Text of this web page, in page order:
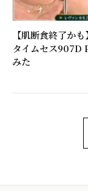
【肌断食終了か
タイムセス907D
みた